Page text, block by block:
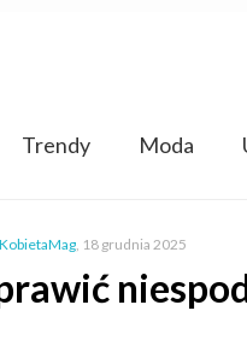
Trendy Moda
, 18 grudnia 2025